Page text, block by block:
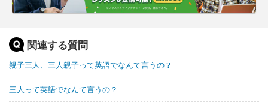
関連する質問
親子三人、三人親子って英語でなんて言うの？
三人って英語でなんて言うの？